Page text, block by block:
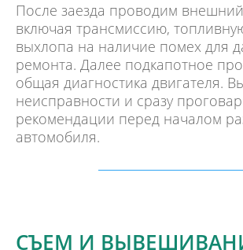
После заезда проводим
включая трансмиссию,
выхлопа на наличие помех для
ремонта. Далее подкапотное
общая диагностика двигателя.
неисправности и сразу
рекомендации перед началом
автомобиля.
СЪЕМ И